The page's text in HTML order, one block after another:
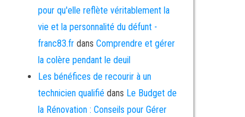
pour qu'elle reflète véritablement la
vie et la personnalité du défunt -
franc83.frdans Comprendre et gérer
la colère pendant le deuil
Les bénéfices de recourir à un
technicien qualifié dans Le Budget de
la Rénovation : Conseils pour Gérer